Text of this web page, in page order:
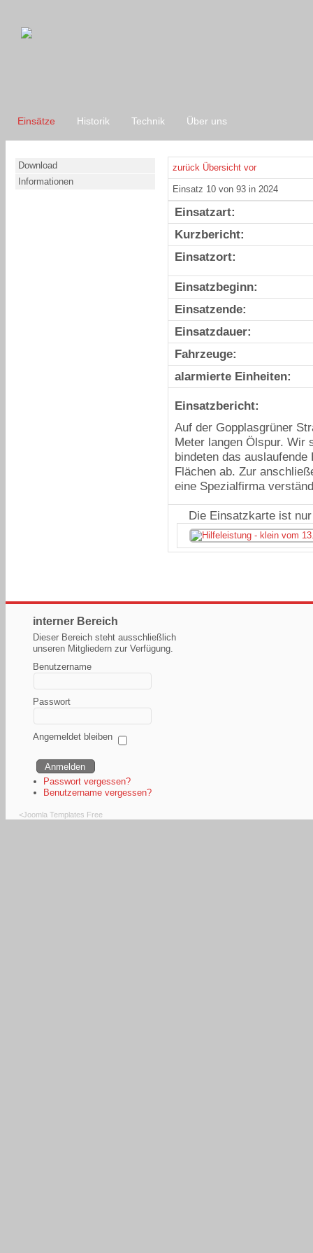
Einsätze Historik Technik Über uns
Download
Informationen
zurück Übersicht vor
Einsatz 10 von 93 in 2024
Einsatzart:
Kurzbericht:
Einsatzort:
Einsatzbeginn:
Einsatzende:
Einsatzdauer:
Fahrzeuge:
alarmierte Einheiten:
Einsatzbericht:
Auf der Gopplasgrüner
Meter langen Ölspur. Wir
bindeten das auslaufende
Flächen ab. Zur
eine Spezialfirma
Die Einsatzkarte ist
interner Bereich
Dieser Bereich steht ausschließlich
unseren Mitgliedern zur Verfügung.
Benutzername
Passwort
Angemeldet bleiben
Passwort vergessen?
Benutzername vergessen?
<Joomla Templates Free